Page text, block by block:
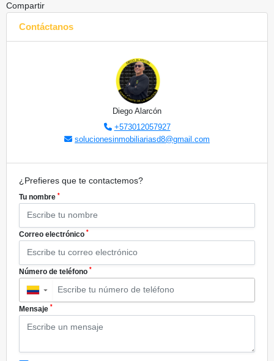
Compartir
Contáctanos
Diego Alarcón
+573012057927
solucionesinmobiliariasd8@gmail.com
¿Prefieres que te contactemos?
Tu nombre *
Correo electrónico *
Número de teléfono *
▼
Mensaje *